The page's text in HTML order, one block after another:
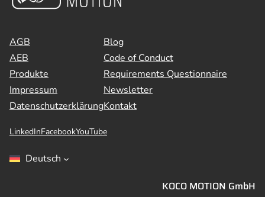
AGB
AEB
Produkte
Impressum
Datenschutzerklärung
Blog
Code of Conduct
Requirements Questionnaire
Newsletter
Kontakt
LinkedInFacebookYouTube
Deutsch
KOCO MOTION GmbH